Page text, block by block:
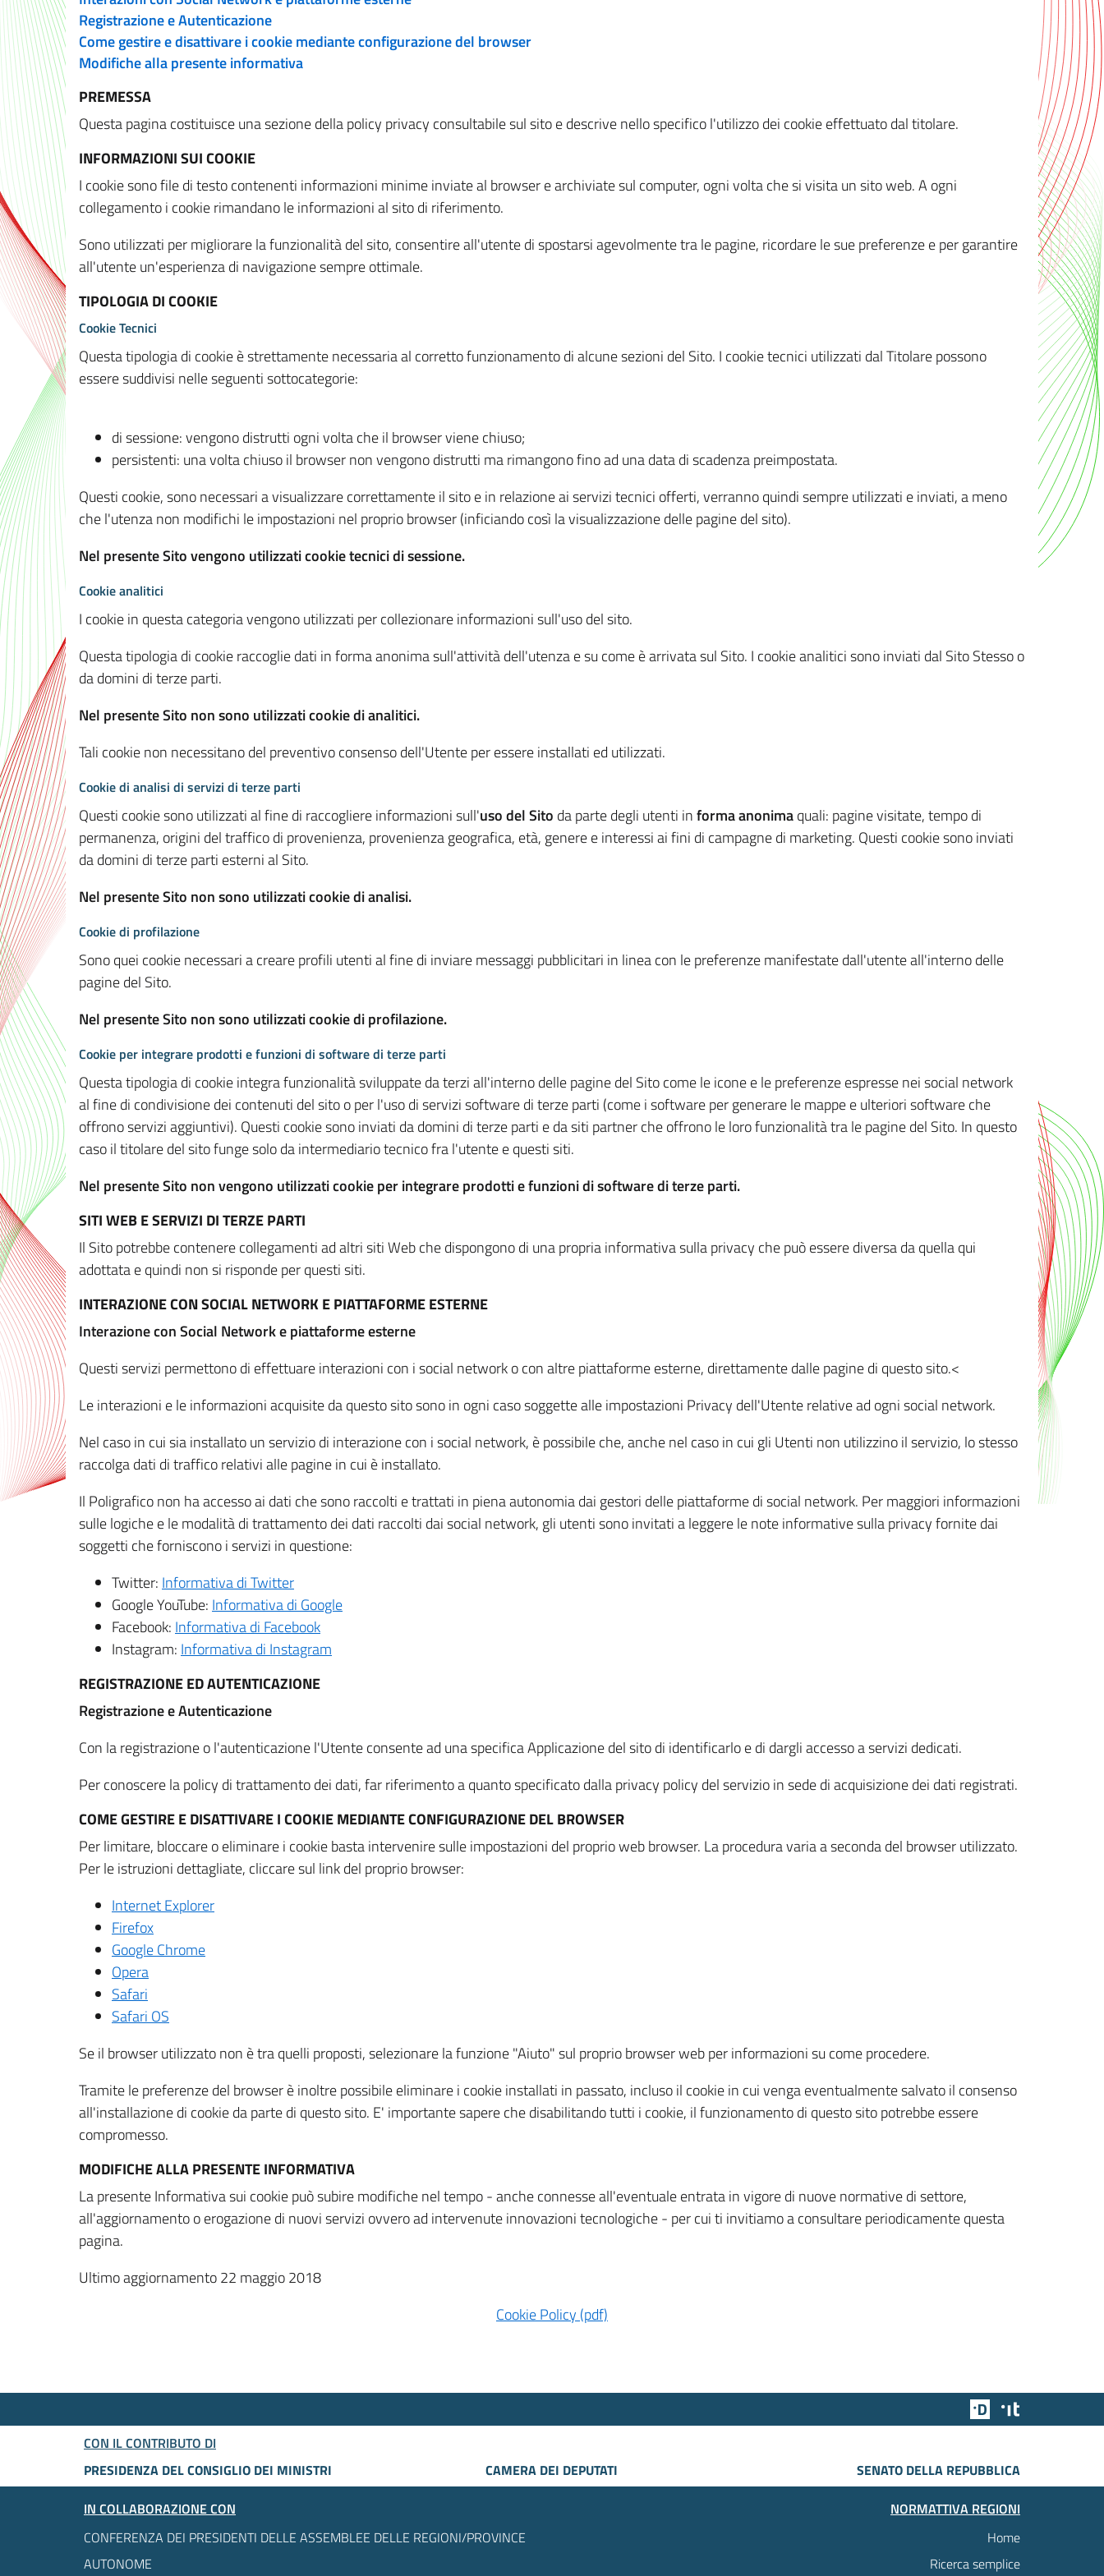
Registrazione e Autenticazione
Come gestire e disattivare i cookie mediante configurazione del browser
Modifiche alla presente informativa
PREMESSA
Questa pagina costituisce una sezione della policy privacy consultabile sul sito e descrive nello specifico l'utilizzo dei cookie effettuato dal titolare.
INFORMAZIONI SUI COOKIE
I cookie sono file di testo contenenti informazioni minime inviate al browser e archiviate sul computer, ogni volta che si visita un sito web. A ogni
collegamento i cookie rimandano le informazioni al sito di riferimento.
Sono utilizzati per migliorare la funzionalità del sito, consentire all'utente di spostarsi agevolmente tra le pagine, ricordare le sue preferenze e per garantire
all'utente un'esperienza di navigazione sempre ottimale.
TIPOLOGIA DI COOKIE
Cookie Tecnici
Questa tipologia di cookie è strettamente necessaria al corretto funzionamento di alcune sezioni del Sito. I cookie tecnici utilizzati dal Titolare possono
essere suddivisi nelle seguenti sottocategorie:
di sessione: vengono distrutti ogni volta che il browser viene chiuso;
persistenti: una volta chiuso il browser non vengono distrutti ma rimangono fino ad una data di scadenza preimpostata.
Questi cookie, sono necessari a visualizzare correttamente il sito e in relazione ai servizi tecnici offerti, verranno quindi sempre utilizzati e inviati, a meno
che l'utenza non modifichi le impostazioni nel proprio browser (inficiando così la visualizzazione delle pagine del sito).
Nel presente Sito vengono utilizzati cookie tecnici di sessione.
Cookie analitici
I cookie in questa categoria vengono utilizzati per collezionare informazioni sull'uso del sito.
Questa tipologia di cookie raccoglie dati in forma anonima sull'attività dell'utenza e su come è arrivata sul Sito. I cookie analitici sono inviati dal Sito Stesso o
da domini di terze parti.
Nel presente Sito non sono utilizzati cookie di analitici.
Tali cookie non necessitano del preventivo consenso dell'Utente per essere installati ed utilizzati.
Cookie di analisi di servizi di terze parti
Questi cookie sono utilizzati al fine di raccogliere informazioni sull'uso del Sito da parte degli utenti informa anonimaquali: pagine visitate, tempo di
permanenza, origini del traffico di provenienza, provenienza geografica, età, genere e interessi ai fini di campagne di marketing. Questi cookie sono inviati
da domini di terze parti esterni al Sito.
Nel presente Sito non sono utilizzati cookie di analisi.
Cookie di profilazione
Sono quei cookie necessari a creare profili utenti al fine di inviare messaggi pubblicitari in linea con le preferenze manifestate dall'utente all'interno delle
pagine del Sito.
Nel presente Sito non sono utilizzati cookie di profilazione.
Cookie per integrare prodotti e funzioni di software di terze parti
Questa tipologia di cookie integra funzionalità sviluppate da terzi all'interno delle pagine del Sito come le icone e le preferenze espresse nei social network
al fine di condivisione dei contenuti del sito o per l'uso di servizi software di terze parti (come i software per generare le mappe e ulteriori software che
offrono servizi aggiuntivi). Questi cookie sono inviati da domini di terze parti e da siti partner che offrono le loro funzionalità tra le pagine del Sito. In questo
caso il titolare del sito funge solo da intermediario tecnico fra l'utente e questi siti.
Nel presente Sito non vengono utilizzati cookie per integrare prodotti e funzioni di software di terze parti.
SITI WEB E SERVIZI DI TERZE PARTI
Il Sito potrebbe contenere collegamenti ad altri siti Web che dispongono di una propria informativa sulla privacy che può essere diversa da quella qui
adottata e quindi non si risponde per questi siti.
INTERAZIONE CON SOCIAL NETWORK E PIATTAFORME ESTERNE
Interazione con Social Network e piattaforme esterne
Questi servizi permettono di effettuare interazioni con i social network o con altre piattaforme esterne, direttamente dalle pagine di questo sito.<
Le interazioni e le informazioni acquisite da questo sito sono in ogni caso soggette alle impostazioni Privacy dell'Utente relative ad ogni social network.
Nel caso in cui sia installato un servizio di interazione con i social network, è possibile che, anche nel caso in cui gli Utenti non utilizzino il servizio, lo stesso
raccolga dati di traffico relativi alle pagine in cui è installato.
Il Poligrafico non ha accesso ai dati che sono raccolti e trattati in piena autonomia dai gestori delle piattaforme di social network. Per maggiori informazioni
sulle logiche e le modalità di trattamento dei dati raccolti dai social network, gli utenti sono invitati a leggere le note informative sulla privacy fornite dai
soggetti che forniscono i servizi in questione:
Twitter: Informativa di Twitter
Google YouTube: Informativa di Google
Facebook: Informativa di Facebook
Instagram: Informativa di Instagram
REGISTRAZIONE ED AUTENTICAZIONE
Registrazione e Autenticazione
Con la registrazione o l'autenticazione l'Utente consente ad una specifica Applicazione del sito di identificarlo e di dargli accesso a servizi dedicati.
Per conoscere la policy di trattamento dei dati, far riferimento a quanto specificato dalla privacy policy del servizio in sede di acquisizione dei dati registrati.
COME GESTIRE E DISATTIVARE I COOKIE MEDIANTE CONFIGURAZIONE DEL BROWSER
Per limitare, bloccare o eliminare i cookie basta intervenire sulle impostazioni del proprio web browser. La procedura varia a seconda del browser utilizzato.
Per le istruzioni dettagliate, cliccare sul link del proprio browser:
Internet Explorer
Firefox
Google Chrome
Opera
Safari
Safari OS
Se il browser utilizzato non è tra quelli proposti, selezionare la funzione "Aiuto" sul proprio browser web per informazioni su come procedere.
Tramite le preferenze del browser è inoltre possibile eliminare i cookie installati in passato, incluso il cookie in cui venga eventualmente salvato il consenso
all'installazione di cookie da parte di questo sito. E' importante sapere che disabilitando tutti i cookie, il funzionamento di questo sito potrebbe essere
compromesso.
MODIFICHE ALLA PRESENTE INFORMATIVA
La presente Informativa sui cookie può subire modifiche nel tempo - anche connesse all'eventuale entrata in vigore di nuove normative di settore,
all'aggiornamento o erogazione di nuovi servizi ovvero ad intervenute innovazioni tecnologiche - per cui ti invitiamo a consultare periodicamente questa
pagina.
Ultimo aggiornamento 22 maggio 2018
Cookie Policy (pdf)
Team Digitale
CON IL CONTRIBUTO DI
PRESIDENZA DEL CONSIGLIO DEI MINISTRI
CAMERA DEI DEPUTATI
SENATO DELLA REPUBBLICA
IN COLLABORAZIONE CON
CONFERENZA DEI PRESIDENTI DELLE ASSEMBLEE DELLE REGIONI/PROVINCE
AUTONOME
NORMATTIVA REGIONI
Home
Ricerca semplice